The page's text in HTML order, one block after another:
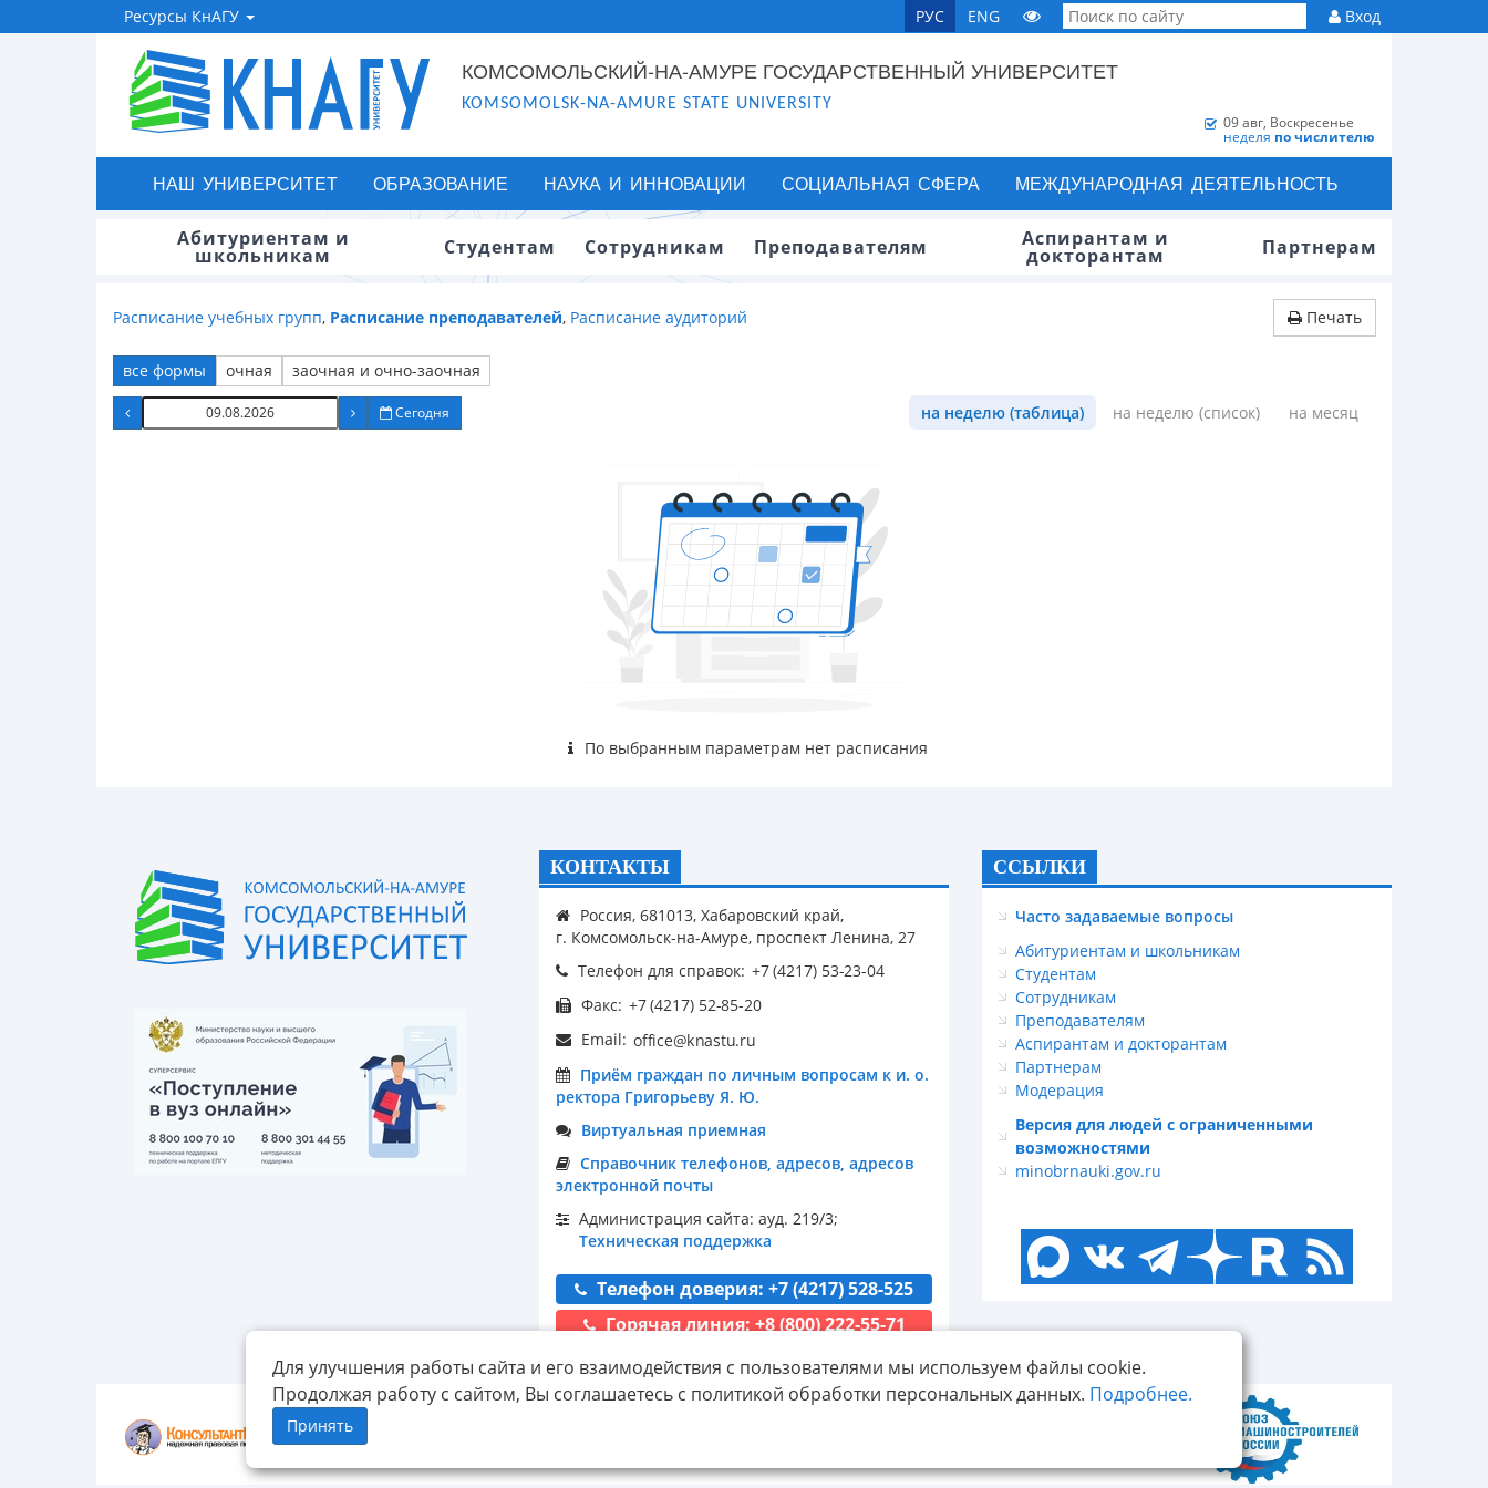
Ресурсы КнАГУ РУС ENG Вход
КОМСОМОЛЬСКИЙ-НА-АМУРЕ ГОСУДАРСТВЕННЫЙ УНИВЕРСИТЕТ
KOMSOMOLSK-NA-AMURE STATE UNIVERSITY
09 авг, Воскресенье
неделя по числителю
НАШ УНИВЕРСИТЕТ ОБРАЗОВАНИЕ НАУКА И ИННОВАЦИИ СОЦИАЛЬНАЯ СФЕРА МЕЖДУНАРОДНАЯ ДЕЯТЕЛЬНОСТЬ
Абитуриентам и
школьникам Студентам Сотрудникам Преподавателям Аспирантам и
докторантам Партнерам
Расписание учебных групп, Расписание преподавателей, Расписание аудиторий Печать
все формы очная заочная и очно-заочная
Сегодня на неделю (таблица) на неделю (список) на месяц
По выбранным параметрам нет расписания
Для улучшения работы сайта и его взаимодействия с пользователями мы используем файлы cookie.
Продолжая работу с сайтом, Вы соглашаетесь с политикой обработки персональных данных. Подробнее.
Принять
КОНТАКТЫ
Россия, 681013, Хабаровский край,
г. Комсомольск-на-Амуре, проспект Ленина, 27
Телефон для справок:
Факс:
Email:
Приём граждан по личным вопросам к и. о.
ректора Григорьеву Я. Ю.
Виртуальная приемная
Справочник телефонов, адресов, адресов
электронной почты
Администрация сайта: ауд. 219/3;
Техническая поддержка
Телефон доверия: +7 (4217) 528-525
Горячая линия: +8 (800) 222-55-71
ССЫЛКИ
Часто задаваемые вопросы
Абитуриентам и школьникам
Студентам
Сотрудникам
Преподавателям
Аспирантам и докторантам
Партнерам
Модерация
Версия для людей с ограниченными
возможностями
minobrnauki.gov.ru